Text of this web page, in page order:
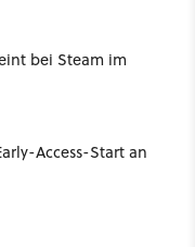
bei Steam im
Access-Start an